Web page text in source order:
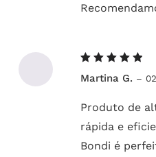
5de 5
Martina G. –
Produto de
rápida e
Bondi é